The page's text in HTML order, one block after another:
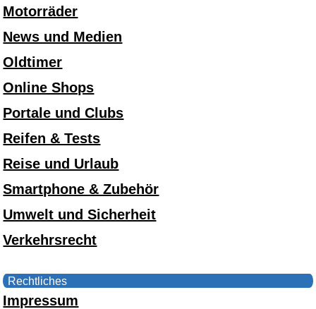
Motorräder
News und Medien
Oldtimer
Online Shops
Portale und Clubs
Reifen & Tests
Reise und Urlaub
Smartphone & Zubehör
Umwelt und Sicherheit
Verkehrsrecht
Rechtliches
Impressum